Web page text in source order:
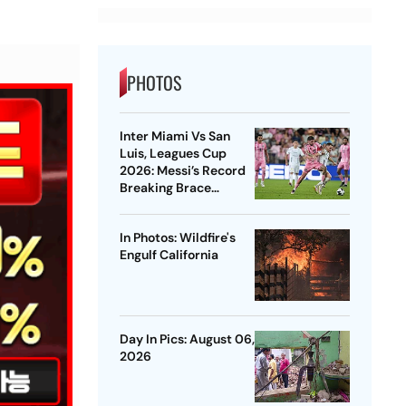
PHOTOS
Inter Miami Vs San
Luis, Leagues Cup
2026: Messi’s Record
Breaking Brace
In Photos: Wildfire's
Engulf California
Day In Pics: August 06,
2026